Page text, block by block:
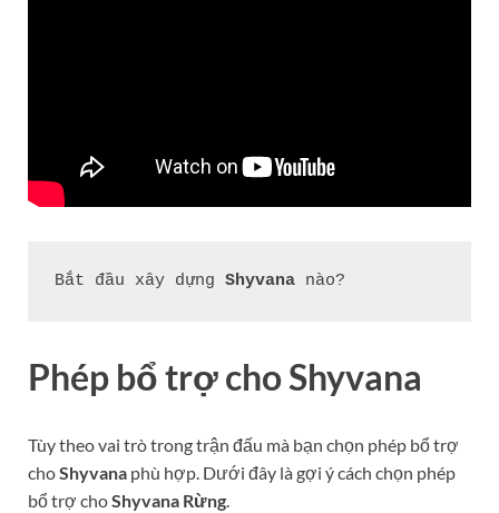
Bắt đầu xây dựng Shyvana nào?
Phép bổ trợ choShyvana
Tùy theo vai trò trong trận đấu mà bạn chọn phép bổ trợ
choShyvana phù hợp. Dưới đây là gợi ý cách chọn phép
bổ trợ choShyvana Rừng.